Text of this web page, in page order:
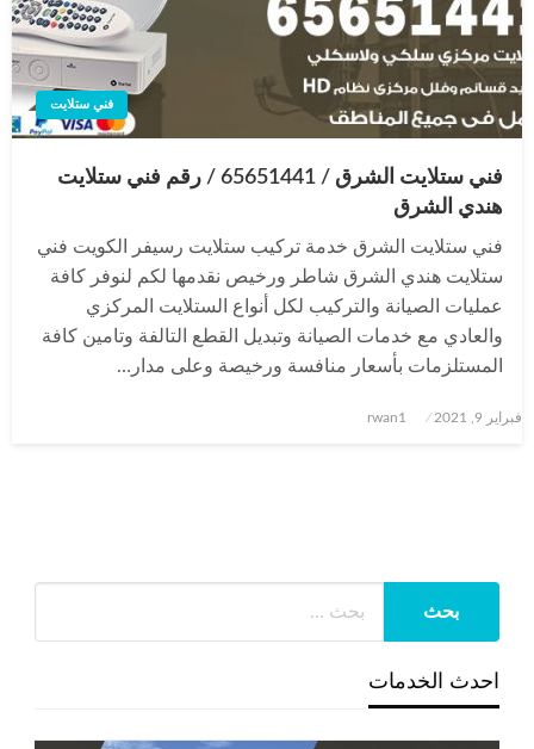
فني ستلايت
فني ستلايت الشرق / 65651441 / رقم فني ستلايت
هندي الشرق
فني ستلايت الشرق خدمة تركيب ستلايت رسيفر الكويت فني
ستلايت هندي الشرق شاطر ورخيص نقدمها لكم لنوفر كافة
عمليات الصيانة والتركيب لكل أنواع الستلايت المركزي
والعادي مع خدمات الصيانة وتبديل القطع التالفة وتامين كافة
المستلزمات بأسعار منافسة ورخيصة وعلى مدار…
نُشر
فبراير 9, 2021 rwan1
احدث الخدمات